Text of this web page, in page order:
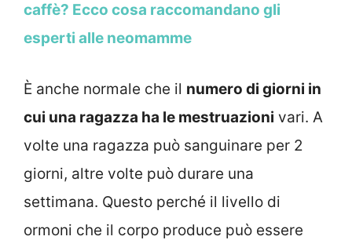
caffè? Ecco cosa raccomandano gli
esperti alle neomamme
È anche normale che il numero di giorni in
cui una ragazza ha le mestruazioni vari. A
volte una ragazza può sanguinare per 2
giorni, altre volte può durare una
settimana. Questo perché il livello di
ormoni che il corpo produce può essere